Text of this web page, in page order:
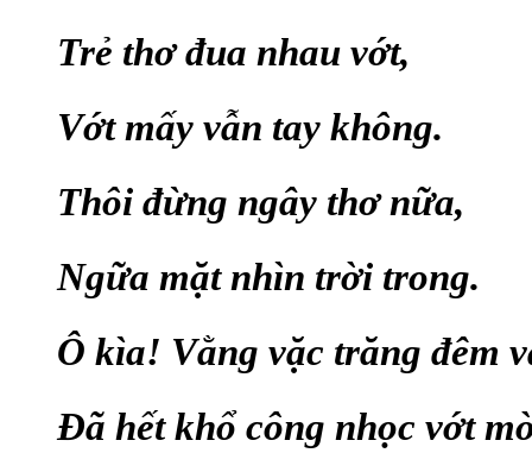
Trẻ thơ đua nhau vớt,
Vớt mấy vẫn tay không.
Thôi đừng ngây thơ nữa,
Ngữa mặt nhìn trời trong.
Ô kìa! Vằng vặc trăng đêm
Đã hết khổ công nhọc vớt